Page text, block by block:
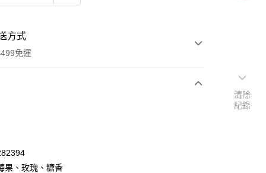
方式
免運
款
果、玫瑰、糖香
清除
紀錄